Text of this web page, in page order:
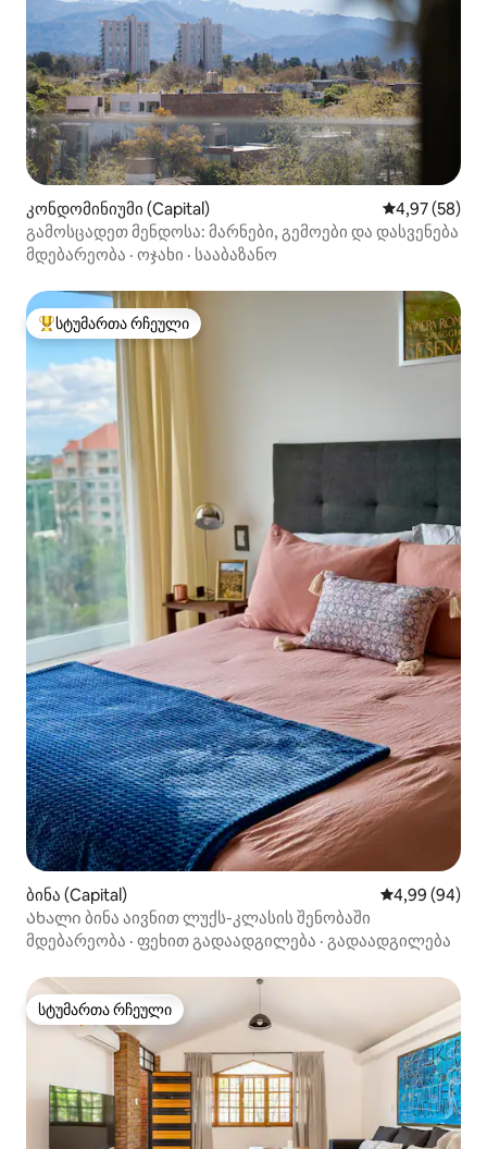
კონდომინიუმი (Capital) საშუალო
4,97 (58)
გამოსცადეთ მენდოსა: მარნები, გემოები და დასვენება
მდებარეობა · ოჯახი · სააბაზანო
სტუმართა რჩეული მოწინავე ვარიანტი
სტუმართა რჩეული
ბინა (Capital) საშუალო
4,99 (94)
Ახალი ბინა აივნით ლუქს-კლასის შენობაში
მდებარეობა · ფეხით გადაადგილება · გადაადგილება
სტუმართა რჩეული
სტუმართა რჩეული